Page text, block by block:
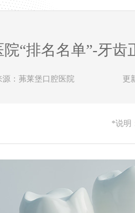
“排名名单”-牙齿
源：茀莱堡口腔医院 更
*说明